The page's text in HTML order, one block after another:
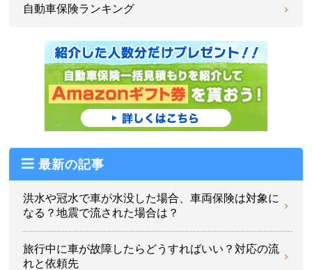
自動車保険ランキング
最新の記事
洪水や冠水で車が水没した場合、車両保険は対象に
なる？地震で流された場合は？
旅行中に車が故障したらどうすればいい？対応の流
れと依頼先